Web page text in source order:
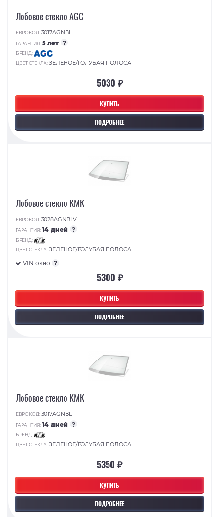
КУПИТЬ
ПОДРОБНЕЕ
Лобовое стекло AGC
ЕВРОКОД:3017AGNBL
ГАРАНТИЯ:5 лет ?
БРЕНД:
ЦВЕТ СТЕКЛА:ЗЕЛЕНОЕ/ГОЛУБАЯ ПОЛОСА
5030 ₽
КУПИТЬ
ПОДРОБНЕЕ
Лобовое стекло КМК
ЕВРОКОД:3028AGNBLV
ГАРАНТИЯ:14 дней ?
БРЕНД:
ЦВЕТ СТЕКЛА:ЗЕЛЕНОЕ/ГОЛУБАЯ ПОЛОСА
VIN окно ?
5300 ₽
КУПИТЬ
ПОДРОБНЕЕ
Лобовое стекло КМК
ЕВРОКОД:3017AGNBL
ГАРАНТИЯ:14 дней ?
БРЕНД:
ЦВЕТ СТЕКЛА:ЗЕЛЕНОЕ/ГОЛУБАЯ ПОЛОСА
5350 ₽